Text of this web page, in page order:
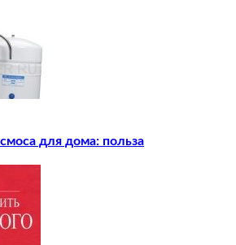
для дома: польза